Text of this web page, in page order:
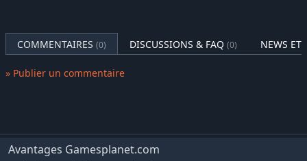
Sentinelle.
COMMENTAIRES (0) DISCUSSIONS & FAQ (0) NEWS ET
» Publier un commentaire
Avantages Gamesplanet.com